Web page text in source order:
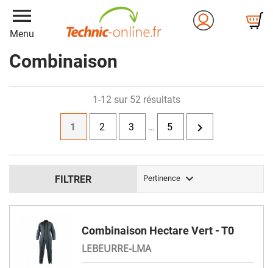
menu
Menu
Combinaison
FILTRER Pertinence 
1-12 sur 52 résultats
1 2 3 … 5 
Combinaison Hectare Vert - T0
LEBEURRE-LMA